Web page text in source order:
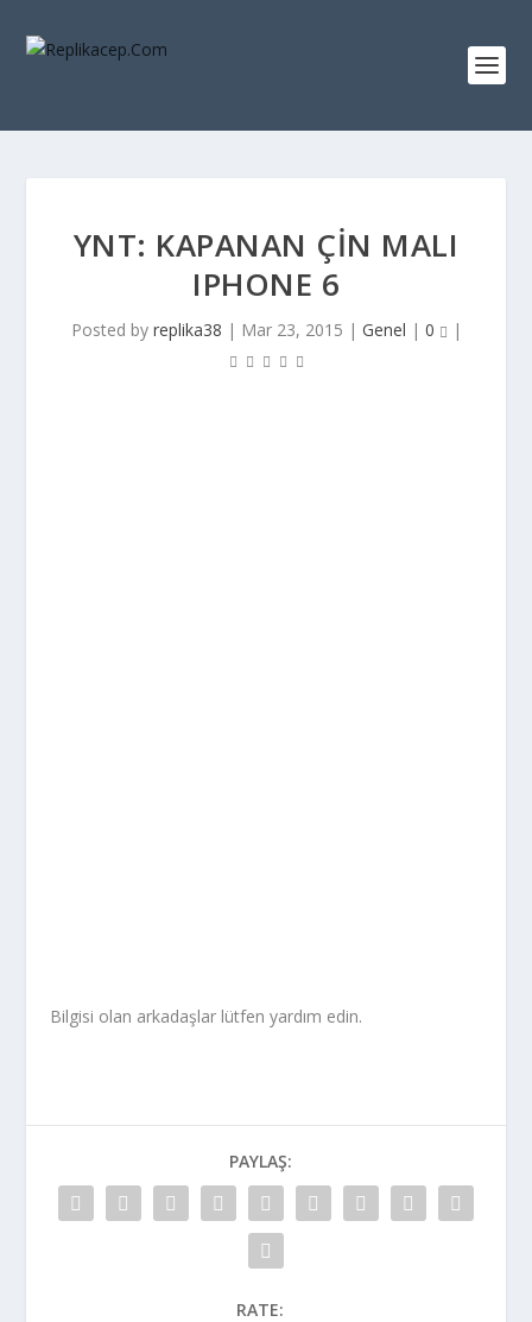
YNT: KAPANAN ÇİN MALI
IPHONE 6
Posted by replika38 | Mar 23, 2015 | Genel | 0 |
Bilgisi olan arkadaşlar lütfen yardım edin.
PAYLAŞ:
RATE: